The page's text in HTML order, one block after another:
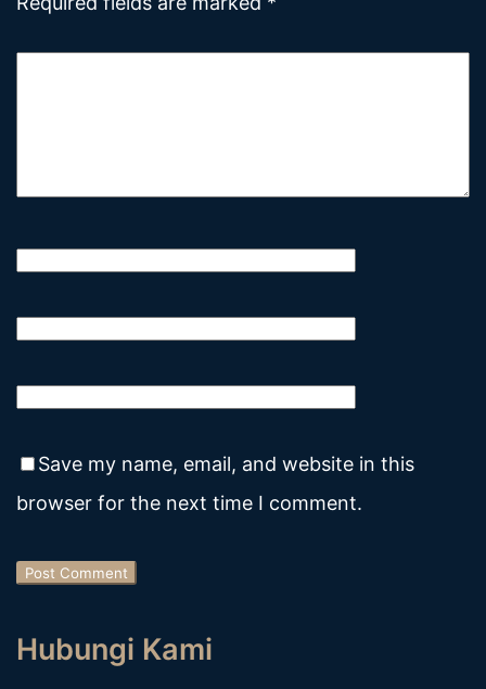
Save my name, email, and website in this
browser for the next time I comment.
Hubungi Kami